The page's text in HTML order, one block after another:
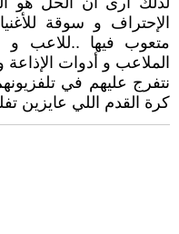
الإحتراف و سوقة
متعوب فيها ..للاعب و
الملاعب و أدوات الإذاعة
نتفرج عليهم في
كرة القدم اللي عايزين